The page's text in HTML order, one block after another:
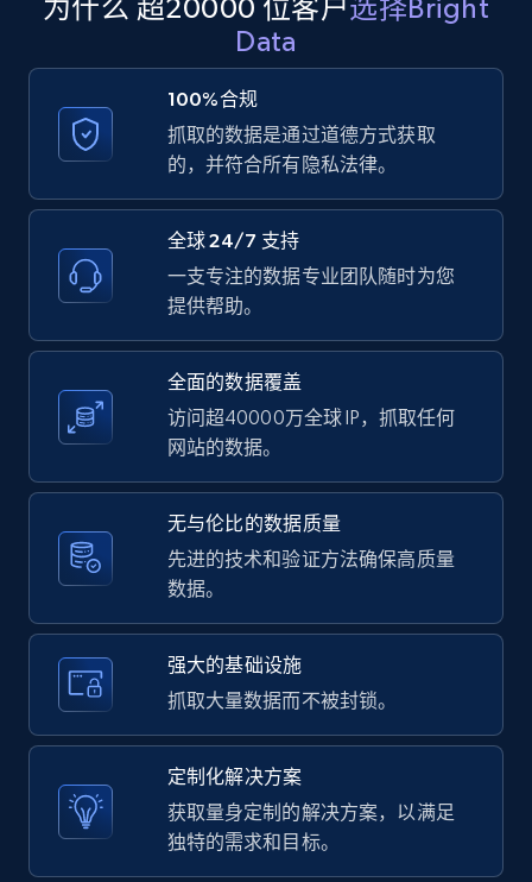
price, Currency, Availability, Reviews count, and
2.1K+ 375+
products by specific category URL
Title, Seller name, Brand, Description, Initial
price, Currency, Availability, Reviews count, and
more.
2.1K+ 375+ 注册使用
Amazon products global dataset -
Collecting products by keyword search
Title, Seller name, Brand, Description, Initial
more.
2.1K+ 375+ 注册使用
Amazon products global dataset - Collects
products by best sellers category URL
为什么 超20000 位客户选择Bright
Data
100%合规
抓取的数据是通过道德方式获取
的，并符合所有隐私法律。
全球 24/7 支持
一支专注的数据专业团队随时为您
提供帮助。
全面的数据覆盖
访问超40000万全球 IP，抓取任何
网站的数据。
无与伦比的数据质量
先进的技术和验证方法确保高质量
数据。
强大的基础设施
抓取大量数据而不被封锁。
定制化解决方案
获取量身定制的解决方案，以满足
独特的需求和目标。